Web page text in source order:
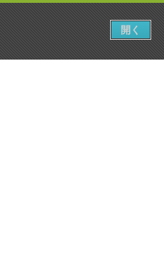
開く